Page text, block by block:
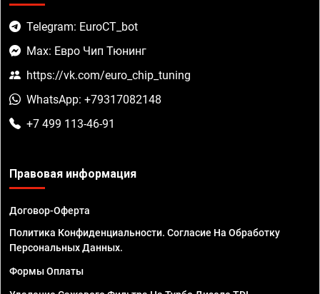
Telegram: EuroCT_bot
Max: Евро Чип Тюнинг
https://vk.com/euro_chip_tuning
WhatsApp: +79317082148
+7 499 113-46-91
Правовая информация
Договор-Оферта
Политика Конфиденциальности. Согласие На Обработку
Персональных Данных.
Формы Оплаты